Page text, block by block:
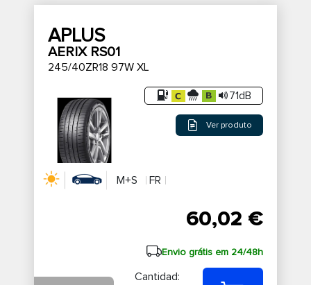
APLUS
AERIX RS01
245/40ZR18 97W XL
71dB
Ver produto
M+S FR
60,02 €
Envio grátis em 24/48h
Cantidad: